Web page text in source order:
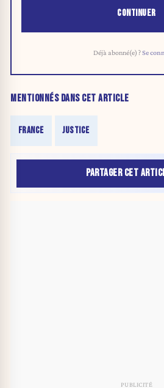
CONTINUER
Déjà abonné(e) ?Se
MENTIONNÉS DANS CET ARTICLE
FRANCE JUSTICE
PARTAGER CET